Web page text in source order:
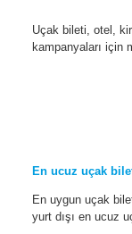
Uçak bileti, otel,
kampanyaları için
En ucuz uçak
En uygun uçak
yurt dışı en ucuz